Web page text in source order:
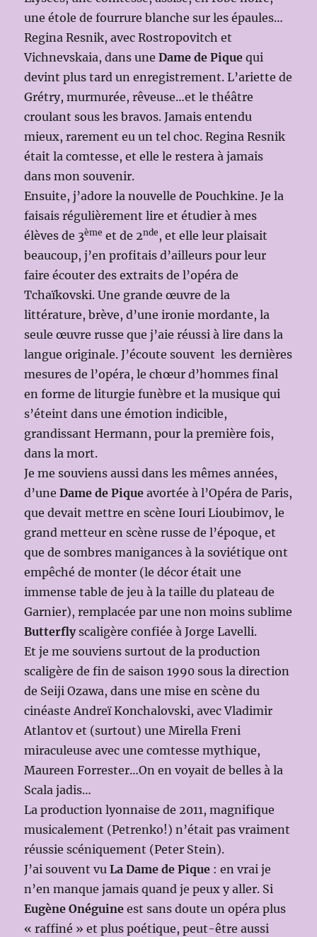
une étole de fourrure blanche sur les épaules…
Regina Resnik, avec Rostropovitch et
Vichnevskaia, dans uneDame de Pique qui
devint plus tard un enregistrement. L’ariette de
Grétry, murmurée, rêveuse…et le théâtre
croulant sous les bravos. Jamais entendu
mieux, rarement eu un tel choc. Regina Resnik
était la comtesse, et elle le restera à jamais
dans mon souvenir.
Ensuite, j’adore la nouvelle de Pouchkine. Je la
faisais régulièrement lire et étudier à mes
élèves de 3ème et de 2nde , et elle leur plaisait
beaucoup, j’en profitais d’ailleurs pour leur
faire écouter des extraits de l’opéra de
Tchaïkovski. Une grande œuvre de la
littérature, brève, d’une ironie mordante, la
seule œuvre russe que j’aie réussi à lire dans la
langue originale. J’écoute souvent les dernières
mesures de l’opéra, le chœur d’hommes final
en forme de liturgie funèbre et la musique qui
s’éteint dans une émotion indicible,
grandissant Hermann, pour la première fois,
dans la mort.
Je me souviens aussi dans les mêmes années,
d’uneDame de Pique avortée à l’Opéra de Paris,
que devait mettre en scène Iouri Lioubimov, le
grand metteur en scène russe de l’époque, et
que de sombres manigances à la soviétique ont
empêché de monter (le décor était une
immense table de jeu à la taille du plateau de
Garnier), remplacée par une non moins sublime
Butterflyscaligère confiée à Jorge Lavelli.
Et je me souviens surtout de la production
scaligère de fin de saison 1990 sous la direction
de Seiji Ozawa, dans une mise en scène du
cinéaste Andreï Konchalovski, avec Vladimir
Atlantov et (surtout) une Mirella Freni
miraculeuse avec une comtesse mythique,
Maureen Forrester…On en voyait de belles à la
Scala jadis…
La production lyonnaise de 2011, magnifique
musicalement (Petrenko!) n’était pas vraiment
réussie scéniquement (Peter Stein).
J’ai souvent vuLa Dame de Pique : en vrai je
n’en manque jamais quand je peux y aller. Si
Eugène Onéguine est sans doute un opéra plus
« raffiné » et plus poétique, peut-être aussi